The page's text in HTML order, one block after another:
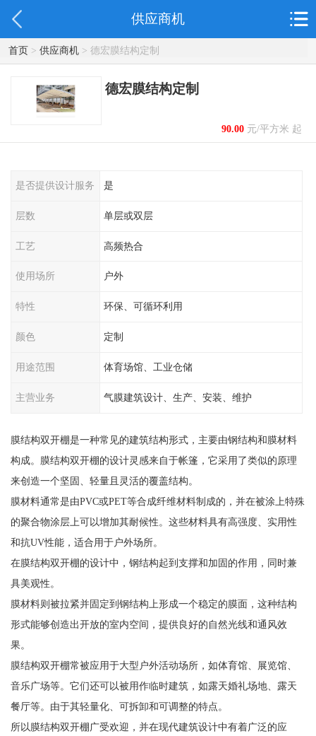
供应商机
首页> 供应商机> 德宏膜结构定制
德宏膜结构定制
90.00元/平方米 起
是否提供设计服务 是
层数 单层或双层
工艺 高频热合
使用场所 户外
特性 环保、可循环利用
颜色 定制
用途范围 体育场馆、工业仓储
主营业务 气膜建筑设计、生产、安装、维护
膜结构双开棚是一种常见的建筑结构形式，主要由钢结构和膜材料
构成。膜结构双开棚的设计灵感来自于帐篷，它采用了类似的原理
来创造一个坚固、轻量且灵活的覆盖结构。
膜材料通常是由PVC或PET等合成纤维材料制成的，并在被涂上特殊
的聚合物涂层上可以增加其耐候性。这些材料具有高强度、实用性
和抗UV性能，适合用于户外场所。
在膜结构双开棚的设计中，钢结构起到支撑和加固的作用，同时兼
具美观性。
膜材料则被拉紧并固定到钢结构上形成一个稳定的膜面，这种结构
形式能够创造出开放的室内空间，提供良好的自然光线和通风效
果。
膜结构双开棚常被应用于大型户外活动场所，如体育馆、展览馆、
音乐广场等。它们还可以被用作临时建筑，如露天婚礼场地、露天
餐厅等。由于其轻量化、可拆卸和可调整的特点。
所以膜结构双开棚广受欢迎，并在现代建筑设计中有着广泛的应